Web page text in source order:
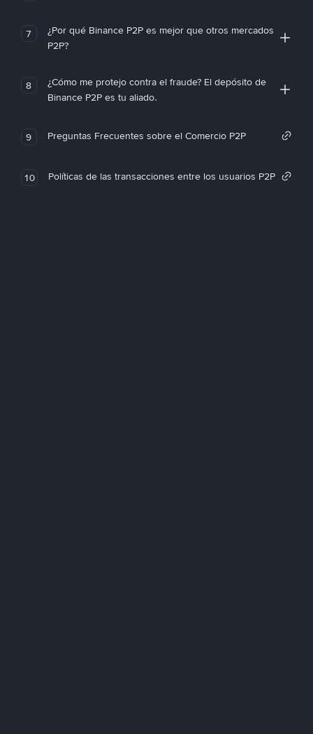
7
¿Por qué Binance P2P es mejor que otros mercados
P2P?
8
¿Cómo me protejo contra el fraude? El depósito de
Binance P2P es tu aliado.
9 Preguntas Frecuentes sobre el Comercio P2P
10 Políticas de las transacciones entre los usuarios P2P